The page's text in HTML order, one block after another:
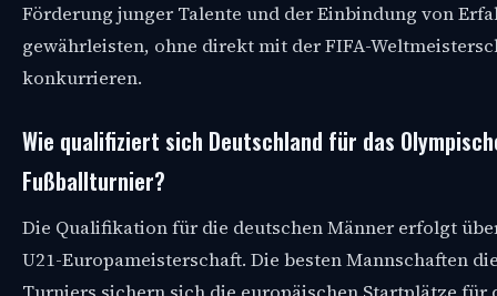
Förderung junger Talente und der Einbindung von
gewährleisten, ohne direkt mit der FIFA-
konkurrieren.
Wie qualifiziert sich Deutschland für das
Fußballturnier?
Die Qualifikation für die deutschen Männer erfolgt
U21-Europameisterschaft. Die besten Mannschaften